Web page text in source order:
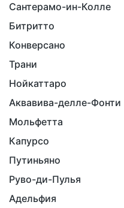
Сантерамо-ин-Колле
Битритто
Конверсано
Трани
Нойкаттаро
Аквавива-делле-Фонти
Мольфетта
Капурсо
Путиньяно
Руво-ди-Пулья
Адельфия